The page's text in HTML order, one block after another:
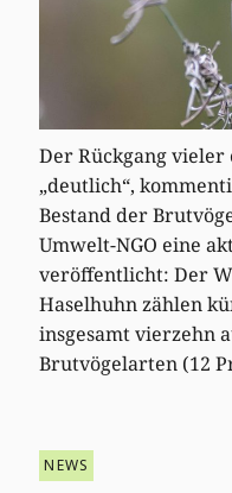
Der Rückgang
„deutlich“,
Bestand der
Umwelt-NGO eine
veröffentlicht: Der
Haselhuhn zählen
insgesamt vierzehn
Brutvögelarten (12
NEWS